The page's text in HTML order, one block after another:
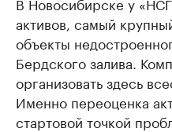
активов, самый
объекты
Бердского залива.
организовать здесь
Именно переоценка
стартовой точкой